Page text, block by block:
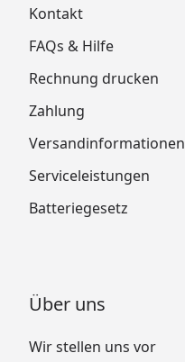
Kontakt
FAQs & Hilfe
Rechnung drucken
Zahlung
Versandinformationen
Serviceleistungen
Batteriegesetz
Über uns
Wir stellen uns vor